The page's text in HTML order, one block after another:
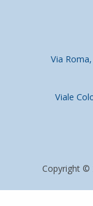
Via
Viale
Copyright ©